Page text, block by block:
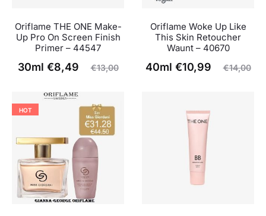
Oriflame THE ONE Make-
Up Pro On Screen Finish
Primer – 44547
€13,00
Original
was:
€8,49
Η
τιμή
€8,49.
30ml
Oriflame Woke Up Like
This Skin Retoucher
Waunt – 40670
€14,00
Original
€14,00.
€10,99
Η
40ml
HOT